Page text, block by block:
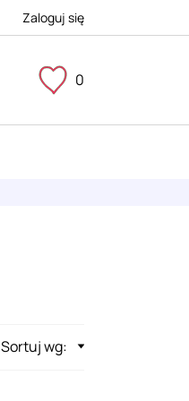
Zaloguj się
0
Sortuj wg: